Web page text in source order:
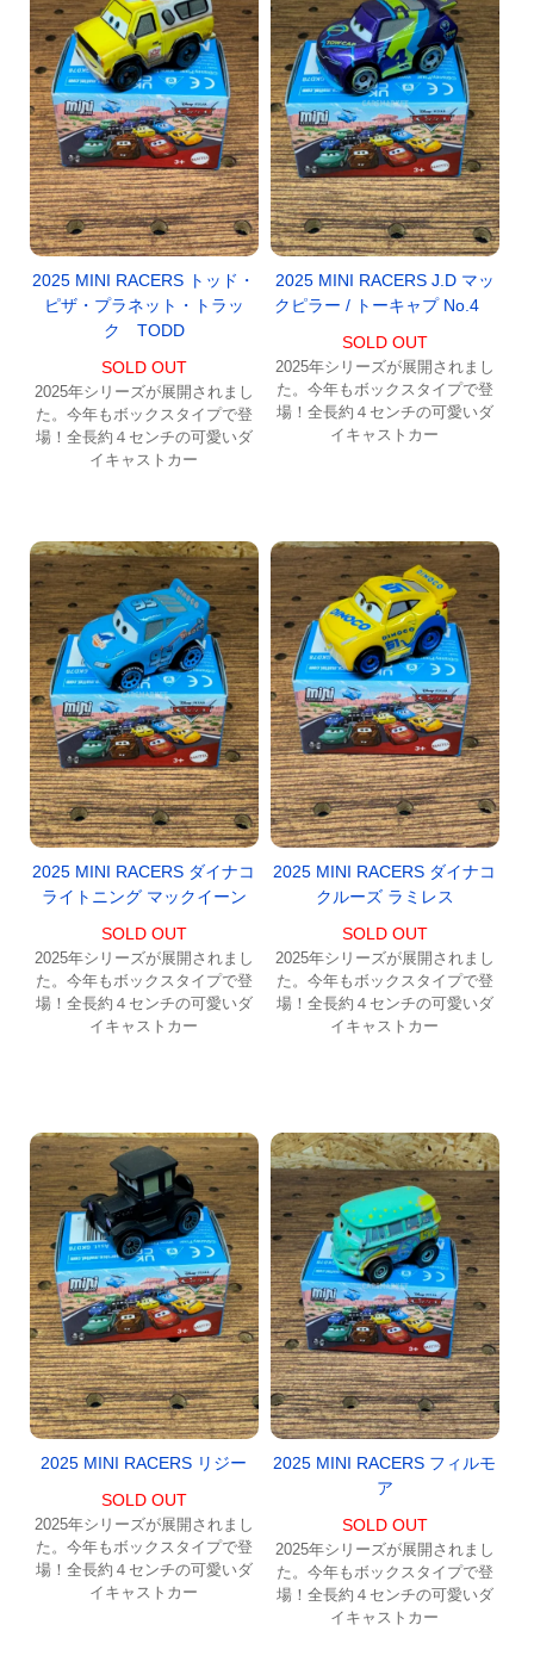
2025 MINI RACERS トッド・
ピザ・プラネット・トラッ
ク TODD
SOLD OUT
2025年シリーズが展開されまし
た。今年もボックスタイプで登
場！全長約４センチの可愛いダ
イキャストカー
2025 MINI RACERS J.D マッ
クピラー / トーキャプ No.4
SOLD OUT
2025年シリーズが展開されまし
た。今年もボックスタイプで登
場！全長約４センチの可愛いダ
イキャストカー
2025 MINI RACERS ダイナコ
ライトニング マックイーン
SOLD OUT
2025年シリーズが展開されまし
た。今年もボックスタイプで登
場！全長約４センチの可愛いダ
イキャストカー
2025 MINI RACERS ダイナコ
クルーズ ラミレス
SOLD OUT
2025年シリーズが展開されまし
た。今年もボックスタイプで登
場！全長約４センチの可愛いダ
イキャストカー
2025 MINI RACERS リジー
SOLD OUT
2025年シリーズが展開されまし
た。今年もボックスタイプで登
場！全長約４センチの可愛いダ
イキャストカー
2025 MINI RACERS フィルモ
ア
SOLD OUT
2025年シリーズが展開されまし
た。今年もボックスタイプで登
場！全長約４センチの可愛いダ
イキャストカー